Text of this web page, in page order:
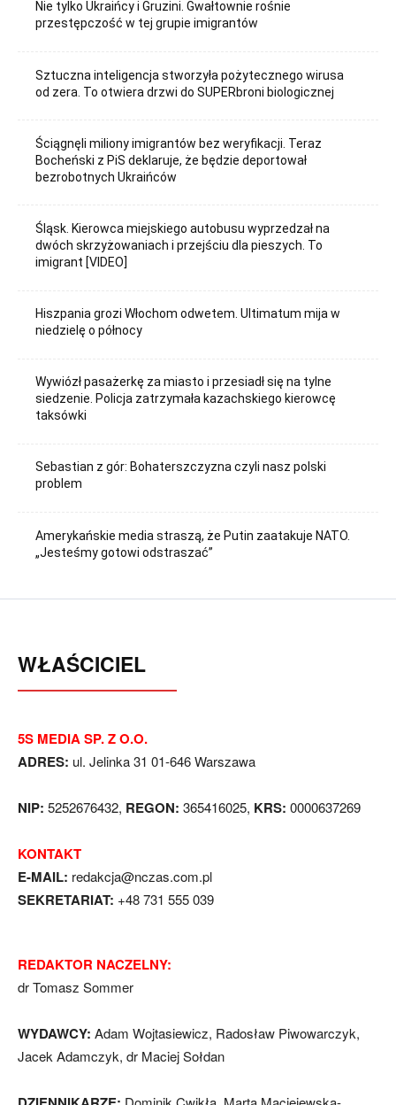
Nie tylko Ukraińcy i Gruzini. Gwałtownie rośnie
przestępczość w tej grupie imigrantów
Sztuczna inteligencja stworzyła pożytecznego wirusa
od zera. To otwiera drzwi do SUPERbroni biologicznej
Ściągnęli miliony imigrantów bez weryfikacji. Teraz
Bocheński z PiS deklaruje, że będzie deportował
bezrobotnych Ukraińców
Śląsk. Kierowca miejskiego autobusu wyprzedzał na
dwóch skrzyżowaniach i przejściu dla pieszych. To
imigrant [VIDEO]
Hiszpania grozi Włochom odwetem. Ultimatum mija w
niedzielę o północy
Wywiózł pasażerkę za miasto i przesiadł się na tylne
siedzenie. Policja zatrzymała kazachskiego kierowcę
taksówki
Sebastian z gór: Bohaterszczyzna czyli nasz polski
problem
Amerykańskie media straszą, że Putin zaatakuje NATO.
„Jesteśmy gotowi odstraszać”
WŁAŚCICIEL
5S MEDIA SP. Z O.O.
ADRES: ul. Jelinka 31 01-646 Warszawa
NIP: 5252676432, REGON: 365416025, KRS: 0000637269
KONTAKT
E-MAIL: redakcja@nczas.com.pl
SEKRETARIAT: +48 731 555 039
REDAKTOR NACZELNY:
dr Tomasz Sommer
WYDAWCY: Adam Wojtasiewicz, Radosław Piwowarczyk,
Jacek Adamczyk, dr Maciej Sołdan